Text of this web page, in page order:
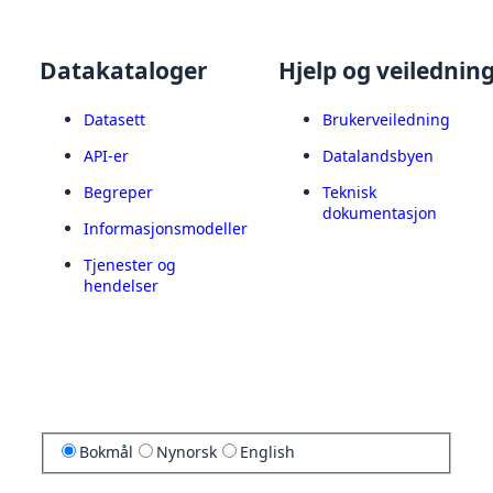
Datakataloger
Datasett
API-er
Begreper
Informasjonsmodeller
Tjenester og
hendelser
Hjelp og
Brukerveiledning
Datalandsbyen
Teknisk
dokumentasjon
Bokmål Nynorsk English